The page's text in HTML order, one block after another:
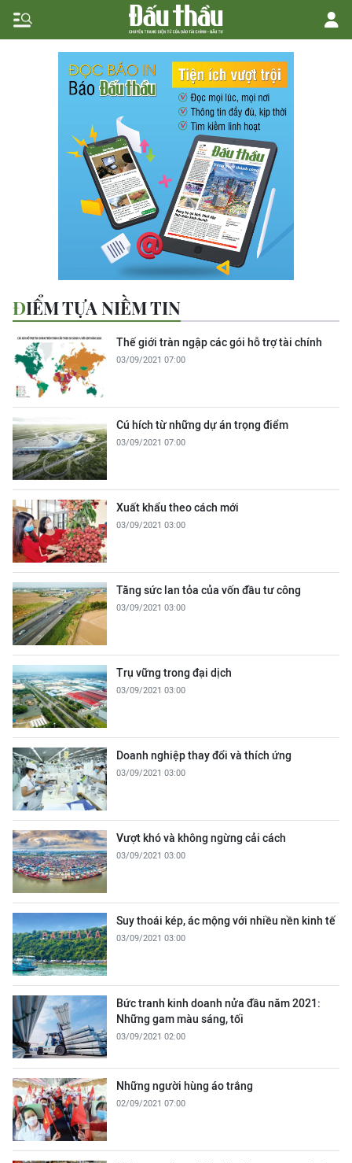
ĐIỂM TỰA NIỀM TIN
Thế giới tràn ngập các gói hỗ trợ tài chính
03/09/2021 07:00
Cú hích từ những dự án trọng điểm
03/09/2021 07:00
Xuất khẩu theo cách mới
03/09/2021 03:00
Tăng sức lan tỏa của vốn đầu tư công
03/09/2021 03:00
Trụ vững trong đại dịch
03/09/2021 03:00
Doanh nghiệp thay đổi và thích ứng
03/09/2021 03:00
Vượt khó và không ngừng cải cách
03/09/2021 03:00
Suy thoái kép, ác mộng với nhiều nền kinh tế
03/09/2021 03:00
Bức tranh kinh doanh nửa đầu năm 2021:
Những gam màu sáng, tối
03/09/2021 02:00
Những người hùng áo trắng
02/09/2021 07:00